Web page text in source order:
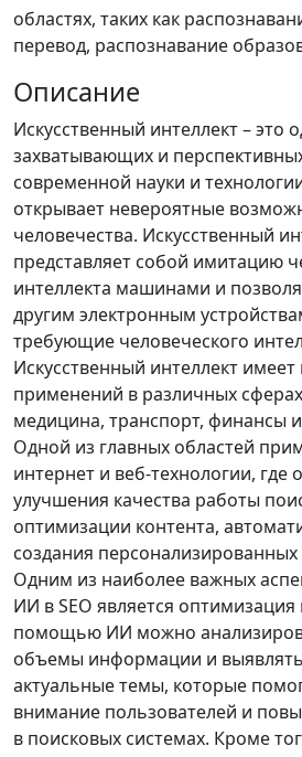
областях, таких как
перевод, распознавание
Описание
Искусственный интеллект – это
захватывающих и
современной науки и
открывает невероятные
человечества. Искусственный
представляет собой имитацию
интеллекта машинами и
другим электронным
требующие человеческого
Искусственный интеллект
применений в различных
медицина, транспорт, финансы
Одной из главных областей
интернет и веб-технологии, где
улучшения качества работы
оптимизации контента,
создания
Одним из наиболее важных
ИИ в SEO является оптимизация
помощью ИИ можно
объемы информации и
актуальные темы, которые
внимание пользователей и
в поисковых системах. Кроме